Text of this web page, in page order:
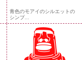
青色のモアイのシルエットの
シンプ...